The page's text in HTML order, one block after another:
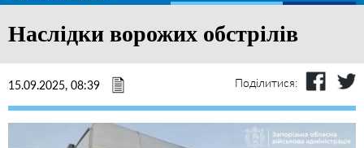
Наслідки ворожих обстрілів
15.09.2025, 08:39 Поділитися: